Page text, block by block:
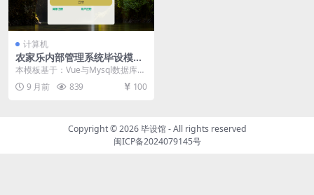
计算机
农家乐内部管理系统毕设模板
毕业设计模板及毕业论文
本模板基于：Vue与Mysql数据库开
发 系统功能实现 个人中心 通过设
计的个人...
9 月前 839 100
Copyright © 2026毕设馆- All rights reserved
闽ICP备2024079145号